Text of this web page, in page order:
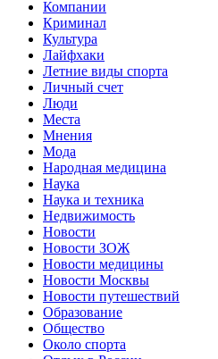
Компании
Криминал
Культура
Лайфхаки
Летние виды спорта
Личный счет
Люди
Места
Мнения
Мода
Народная медицина
Наука
Наука и техника
Недвижимость
Новости
Новости ЗОЖ
Новости медицины
Новости Москвы
Новости путешествий
Образование
Общество
Около спорта